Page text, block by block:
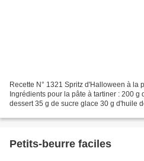
Recette N° 1321 Spritz d'Halloween à la
Ingrédients pour la pâte à tartiner : 200
dessert 35 g de sucre glace 30 g d'huile
Petits-beurre faciles